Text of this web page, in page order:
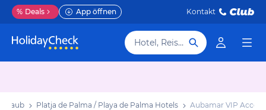
% Deals App öffnen Kontakt
Hotel, Reiseziel
Platja de Palma / Playa de Palma Hotels Aubamar VIP Access